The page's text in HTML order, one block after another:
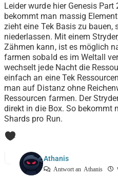
Leider wurde hier Genesis
bekommt man massig
zieht eine Tek Basis zu bauen,
niederlassen. Mit einem
Zähmen kann, ist es möglich
farmen sobald es im Weltall
wechselt jede Nacht die
einfach an eine Tek
man auf Distanz ohne
Ressourcen farmen. Der
direkt in die Box. So bekommt
Shards pro Run.
1
Athanis
Antwort an Athanis